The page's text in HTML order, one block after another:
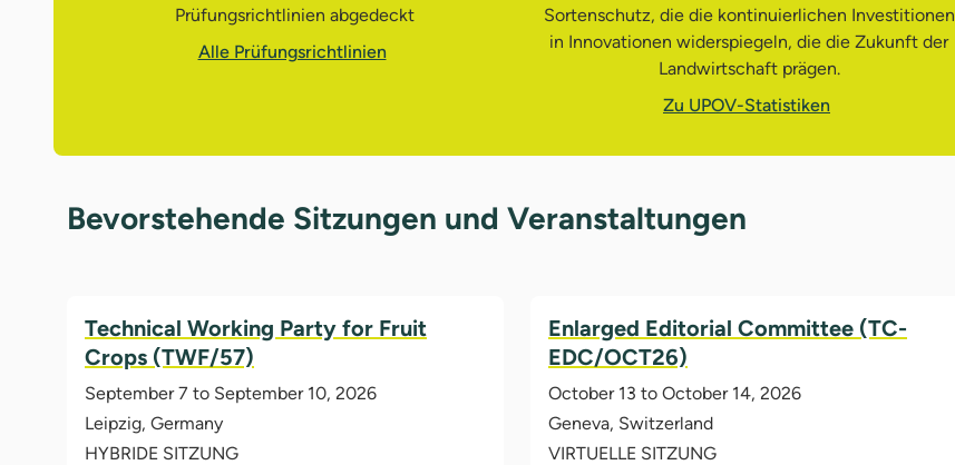
Prüfungsrichtlinien abgedeckt
Alle Prüfungsrichtlinien
Sortenschutz, die die kontinuierlichen Investitionen
in Innovationen widerspiegeln, die die Zukunft der
Landwirtschaft prägen.
Zu UPOV-Statistiken
Bevorstehende Sitzungen und Veranstaltungen
Technical Working Party for Fruit
Crops (TWF/57)
September 7 to September 10, 2026
Leipzig, Germany
HYBRIDE SITZUNG
Enlarged Editorial Committee (TC-
EDC/OCT26)
October 13 to October 14, 2026
Geneva, Switzerland
VIRTUELLE SITZUNG